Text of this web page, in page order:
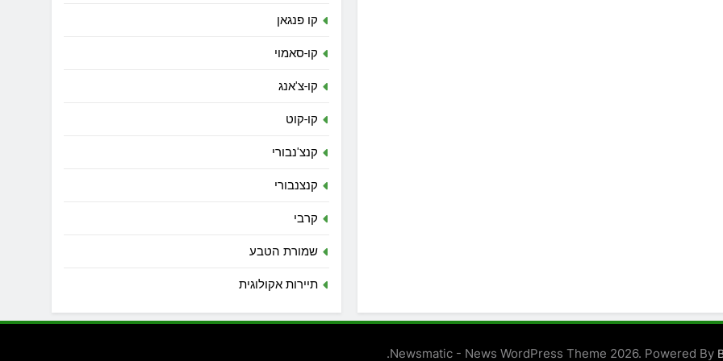
קו פנגאן
קו-סאמוי
קו-צ'אנג
קו-קוט
קנצ'נבורי
קנצנבורי
קרבי
שמורת הטבע
תיירות אקולוגית
Newsmatic - News WordPress Theme 2026. Powered By
.